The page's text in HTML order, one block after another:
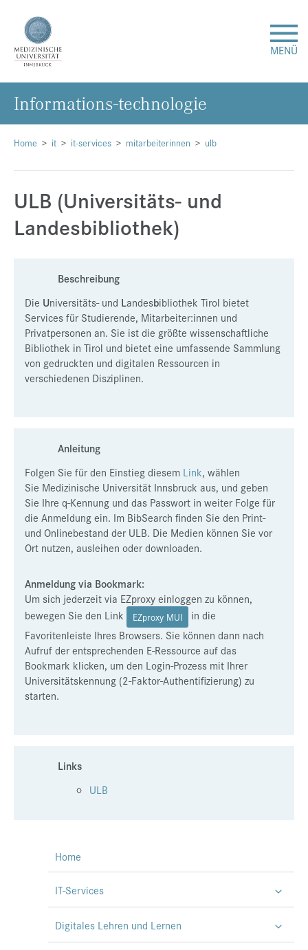
MENÜ
Forschung
Studium & Lehre
Über uns
Events
Presse
Jobs
Kontakt
en
Home it it-services mitarbeiterinnen ulb
ULB (Universitäts- und
Landesbibliothek)
Beschreibung
Die Universitäts- und Landesbibliothek Tirol bietet
Services für Studierende, Mitarbeiter:innen und
Privatpersonen an. Sie ist die größte wissenschaftliche
Bibliothek in Tirol und bietet eine umfassende Sammlung
von gedruckten und digitalen Ressourcen in
verschiedenen Disziplinen.
Anleitung
Folgen Sie für den Einstieg diesem Link, wählen
Sie Medizinische Universität Innsbruck aus, und geben
Sie Ihre q-Kennung und das Passwort in weiter Folge für
die Anmeldung ein. Im BibSearch finden Sie den Print-
und Onlinebestand der ULB. Die Medien können Sie vor
Ort nutzen, ausleihen oder downloaden.
Anmeldung via Bookmark:
Um sich jederzeit via EZproxy einloggen zu können,
bewegen Sie den Link
EZproxy MUI
in die
Favoritenleiste Ihres Browsers. Sie können dann nach
Aufruf der entsprechenden E-Ressource auf das
Bookmark klicken, um den Login-Prozess mit Ihrer
Universitätskennung (2-Faktor-Authentifizierung) zu
starten.
Links
ULB
In­for­ma­ti­ons-tech­no­lo­gie
Home
IT-Services
Digitales Lehren und Lernen